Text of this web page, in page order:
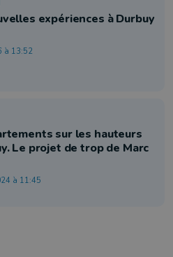
expériences à Durbuy
à 13:52
sur les hauteurs
Le projet de trop de Marc
à 11:45